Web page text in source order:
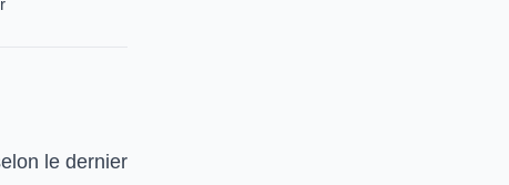
le dernier